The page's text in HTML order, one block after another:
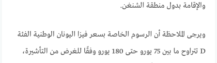
والإقامة بدول منطقة الشنغن.
ويرجى الملاحظة أن الرسوم الخاصة بسعر فيزا اليونان الوطنية الفئة
D تتراوح ما بين 75 يورو حتى 180 يورو وفقًا للغرض من التأشيرة،